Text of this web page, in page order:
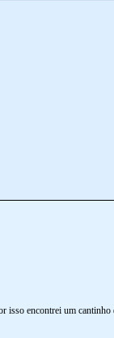
encontrei um cantinho